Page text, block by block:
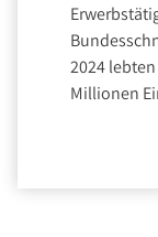
2024
Millionen